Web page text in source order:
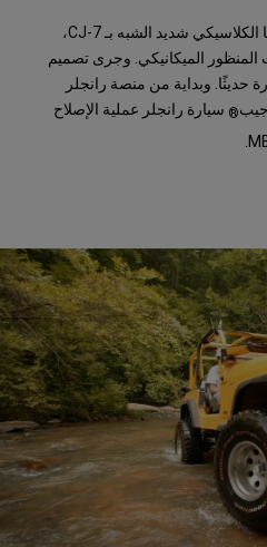
وامتازت رانجلر الجديدة بمظهرها الكلاسيكي شديد الشبه بـ CJ-7،
الميكانيكي. وجرى تصميم
حديثًا. وبداية من منصة رانجلر
جيب® سيارة رانجلر عملية الإصلاح